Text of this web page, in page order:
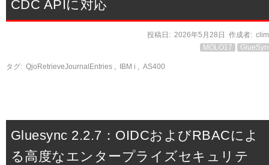
CDC APIに対応
投稿日: 2026年5月28日 作成者:
MOLO17
タグ: QjoRetrieveJournalEntries , IBM i , AS400
Gluesync 2.2.7：OIDCおよびRBACによ
る高度なエンタープライズセキュリテ